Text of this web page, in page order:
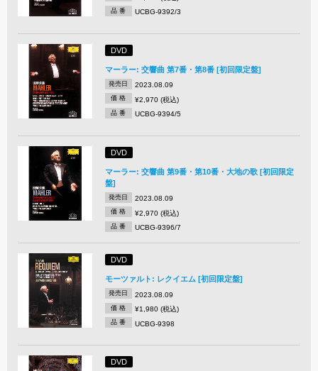
品 番 UCBG-9392/3
DVD
マーラー: 交響曲 第7番・第8番 [初回限定盤]
発売日 2023.08.09
価 格 ¥2,970 (税込)
品 番 UCBG-9394/5
DVD
マーラー: 交響曲 第9番・第10番・大地の歌 [初回限定
盤]
発売日 2023.08.09
価 格 ¥2,970 (税込)
品 番 UCBG-9396/7
DVD
モーツァルト: レクイエム [初回限定盤]
発売日 2023.08.09
価 格 ¥1,980 (税込)
品 番 UCBG-9398
DVD